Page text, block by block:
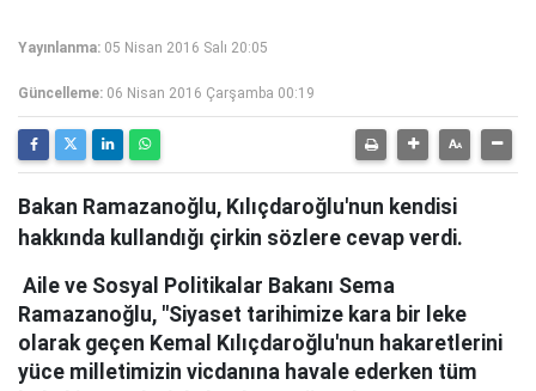
Yayınlanma: 05 Nisan 2016 Salı 20:05
Güncelleme: 06 Nisan 2016 Çarşamba 00:19
Bakan Ramazanoğlu, Kılıçdaroğlu'nun kendisi
hakkında kullandığı çirkin sözlere cevap verdi.
Aile ve Sosyal Politikalar Bakanı Sema
Ramazanoğlu, "Siyaset tarihimize kara bir leke
olarak geçen Kemal Kılıçdaroğlu'nun hakaretlerini
yüce milletimizin vicdanına havale ederken tüm